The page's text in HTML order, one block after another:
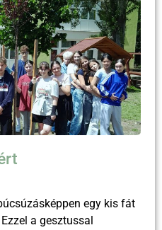
egy kis fát
a gesztussal